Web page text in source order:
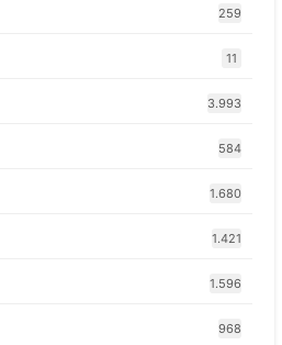
259
11
3.993
584
1.680
1.421
1.596
968